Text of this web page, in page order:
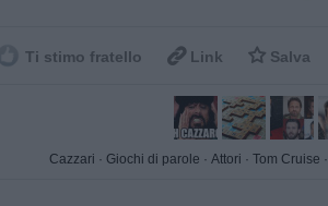
Ti stimo fratello  Link  Salva
Cazzari · Giochi di parole · Attori · Tom Cruise ·